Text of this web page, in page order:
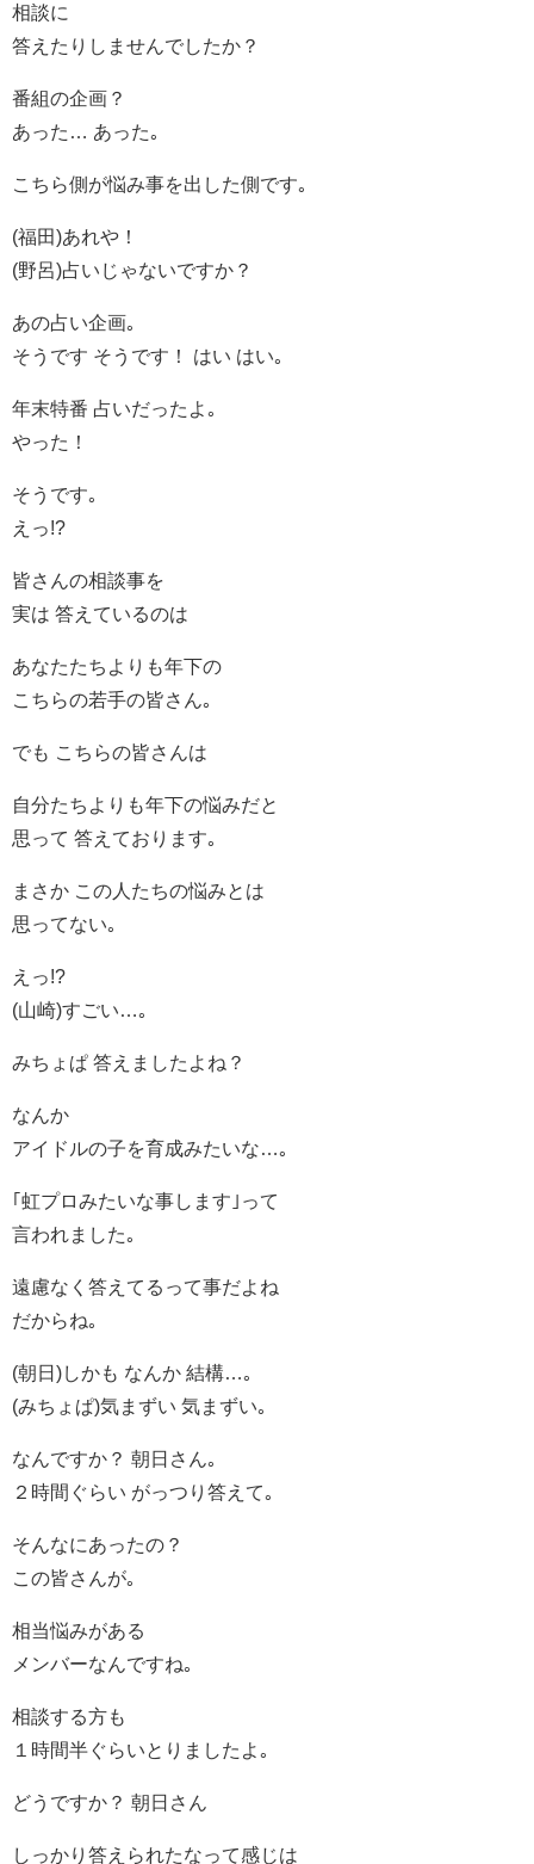
相談に
答えたりしませんでしたか？
番組の企画？
あった… あった｡
こちら側が悩み事を出した側です｡
(福田)あれや！
(野呂)占いじゃないですか？
あの占い企画｡
そうです そうです！ はい はい｡
年末特番 占いだったよ｡
やった！
そうです｡
えっ!?
皆さんの相談事を
実は 答えているのは
あなたたちよりも年下の
こちらの若手の皆さん｡
でも こちらの皆さんは
自分たちよりも年下の悩みだと
思って 答えております｡
まさか この人たちの悩みとは
思ってない｡
えっ!?
(山崎)すごい…｡
みちょぱ 答えましたよね？
なんか
アイドルの子を育成みたいな…｡
｢虹プロみたいな事します｣って
言われました｡
遠慮なく答えてるって事だよね
だからね｡
(朝日)しかも なんか 結構…｡
(みちょぱ)気まずい 気まずい｡
なんですか？ 朝日さん｡
２時間ぐらい がっつり答えて｡
そんなにあったの？
この皆さんが｡
相当悩みがある
メンバーなんですね｡
相談する方も
１時間半ぐらいとりましたよ｡
どうですか？ 朝日さん
しっかり答えられたなって感じは